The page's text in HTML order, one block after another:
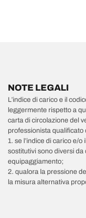
NOTE LEGALI
L’indice di carico e il
leggermente rispetto a
carta di circolazione del
professionista qualificato
1. se l’indice di carico e/
sostitutivi sono diversi
equipaggiamento;
2. qualora la pressione
la misura alternativa